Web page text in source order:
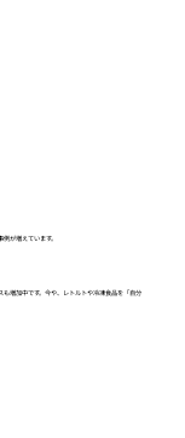
が増えています。
増加中です。今や、レトルトや冷凍食品を「自分